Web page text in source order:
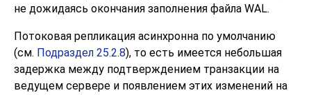
не дожидаясь окончания заполнения файла WAL.
Потоковая репликация асинхронна по умолчанию
(см. Подраздел 25.2.8), то есть имеется небольшая
задержка между подтверждением транзакции на
ведущем сервере и появлением этих изменений на